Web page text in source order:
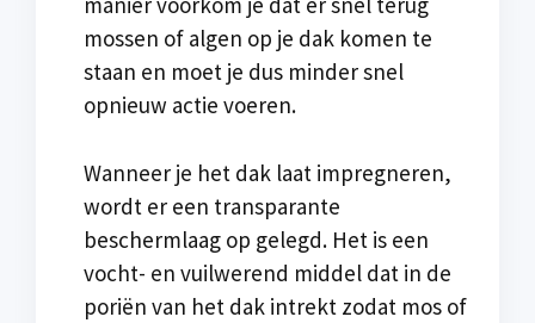
mossen of algen op je dak komen te
staan en moet je dus minder snel
opnieuw actie voeren.
Wanneer je het dak laat impregneren,
wordt er een transparante
beschermlaag op gelegd. Het is een
vocht- en vuilwerend middel dat in de
poriën van het dak intrekt zodat mos of